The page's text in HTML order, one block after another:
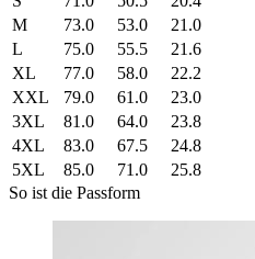
M
73.0 53.0
21.0
L
75.0 55.5
21.6
XL
77.0 58.0
22.2
XXL
79.0 61.0
23.0
3XL
81.0 64.0
23.8
4XL
83.0 67.5
24.8
5XL
85.0 71.0
25.8
So ist die Passform